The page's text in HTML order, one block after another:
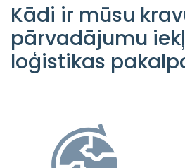
Kādi ir mūsu
pārvadājumu
loģistikas